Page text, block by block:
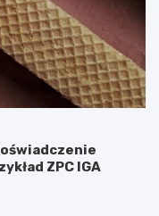
ZPC IGA